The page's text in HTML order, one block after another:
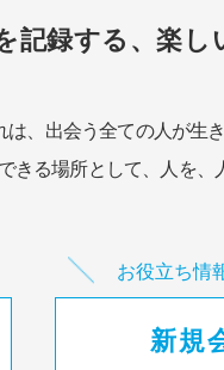
記録する、楽し
は、出会う全ての人が生
る場所として、 人を、
お役立ち情
新規